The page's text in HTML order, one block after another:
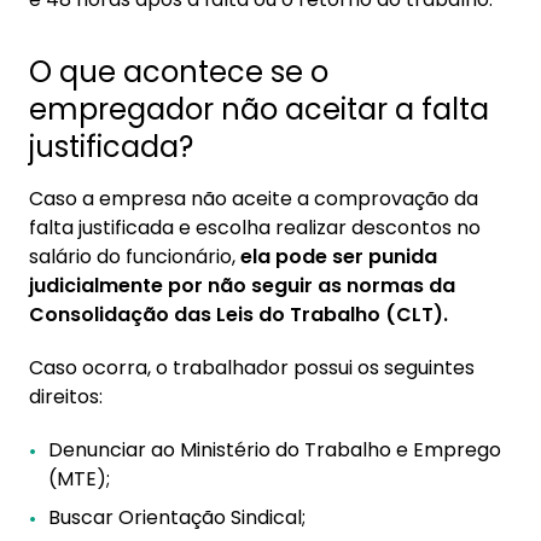
O que acontece se o
empregador não aceitar a falta
justificada?
Caso a empresa não aceite a comprovação da
falta justificada e escolha realizar descontos no
salário do funcionário,ela pode ser punida
judicialmente por não seguir as normas da
Consolidação das Leis do Trabalho (CLT).
Caso ocorra, o trabalhador possui os seguintes
direitos:
Denunciar ao Ministério do Trabalho e Emprego
(MTE);
Buscar Orientação Sindical;